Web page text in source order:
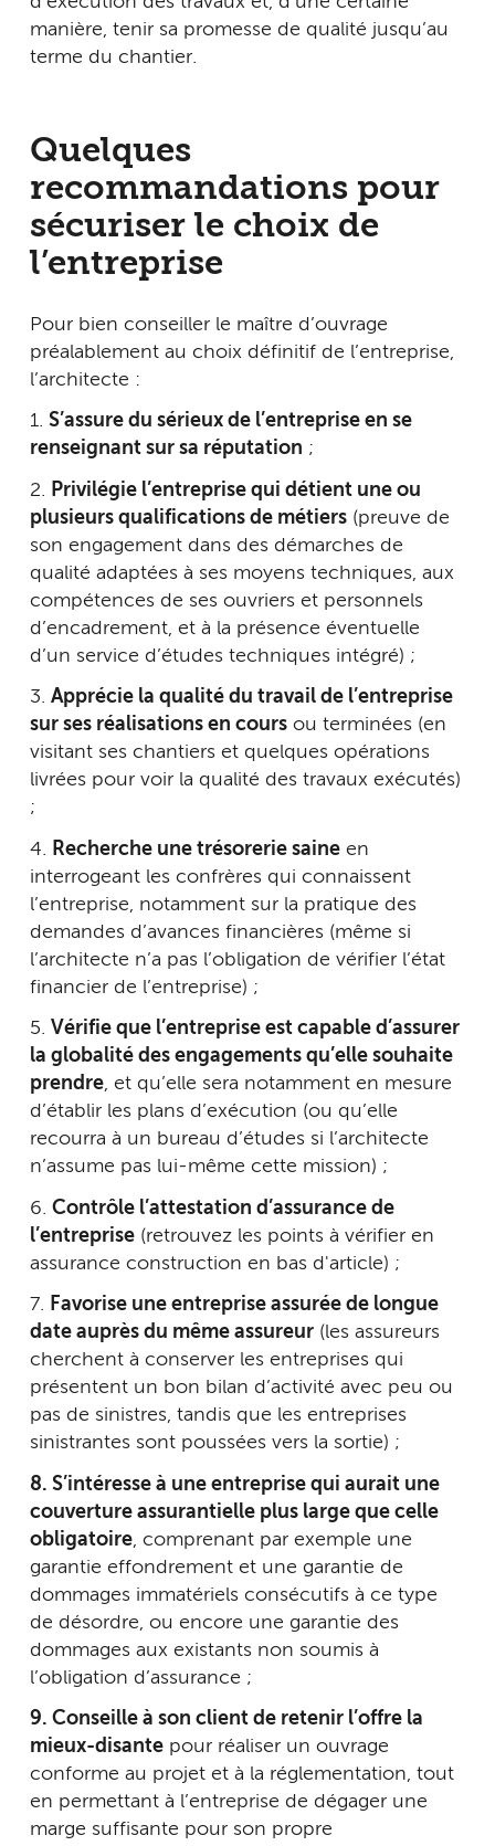
manière, tenir sa promesse de qualité jusqu’au
terme du chantier.
Quelques
recommandations pour
sécuriser le choix de
l’entreprise
Pour bien conseiller le maître d’ouvrage
préalablement au choix définitif de l’entreprise,
l’architecte :
1. S’assure du sérieux de l’entreprise en se
renseignant sur sa réputation ;
2. Privilégie l’entreprise qui détient une ou
plusieurs qualifications de métiers (preuve de
son engagement dans des démarches de
qualité adaptées à ses moyens techniques, aux
compétences de ses ouvriers et personnels
d’encadrement, et à la présence éventuelle
d’un service d’études techniques intégré) ;
3. Apprécie la qualité du travail de l’entreprise
sur ses réalisations en cours ou terminées (en
visitant ses chantiers et quelques opérations
livrées pour voir la qualité des travaux exécutés)
;
4. Recherche une trésorerie saine en
interrogeant les confrères qui connaissent
l’entreprise, notamment sur la pratique des
demandes d’avances financières (même si
l’architecte n’a pas l’obligation de vérifier l’état
financier de l’entreprise) ;
5. Vérifie que l’entreprise est capable d’assurer
la globalité des engagements qu’elle souhaite
prendre, et qu’elle sera notamment en mesure
d’établir les plans d’exécution (ou qu’elle
recourra à un bureau d’études si l’architecte
n’assume pas lui-même cette mission) ;
6. Contrôle l’attestation d’assurance de
l’entreprise (retrouvez les points à vérifier en
assurance construction en bas d'article) ;
7. Favorise une entreprise assurée de longue
date auprès du même assureur (les assureurs
cherchent à conserver les entreprises qui
présentent un bon bilan d’activité avec peu ou
pas de sinistres, tandis que les entreprises
sinistrantes sont poussées vers la sortie) ;
8. S’intéresse à une entreprise qui aurait une
couverture assurantielle plus large que celle
obligatoire, comprenant par exemple une
garantie effondrement et une garantie de
dommages immatériels consécutifs à ce type
de désordre, ou encore une garantie des
dommages aux existants non soumis à
l’obligation d’assurance ;
9. Conseille à son client de retenir l’offre la
mieux-disante pour réaliser un ouvrage
conforme au projet et à la réglementation, tout
en permettant à l’entreprise de dégager une
marge suffisante pour son propre